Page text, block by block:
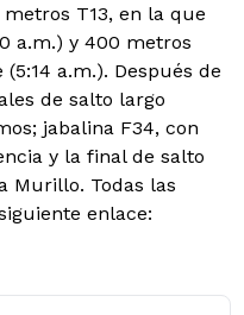
T13, en la que
a.m.) y 400 metros
a.m.). Después de
de salto largo
jabalina F34, con
y la final de salto
Murillo. Todas las
enlace: